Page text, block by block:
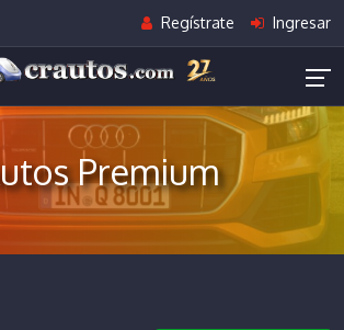
Regístrate Ingresar
Premium